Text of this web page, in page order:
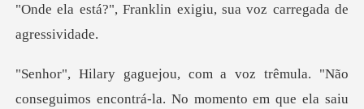
lin exigiu, sua voz car
momento em que ela saiu